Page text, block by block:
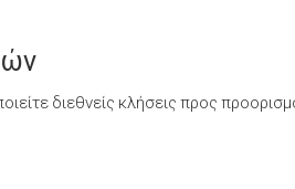
διεθνείς κλήσεις προς